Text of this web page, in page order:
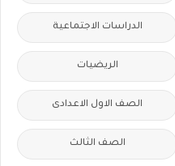
الدراسات الاجتماعية
الريضيات
الصف الاول الاعدادى
الصف الثالث